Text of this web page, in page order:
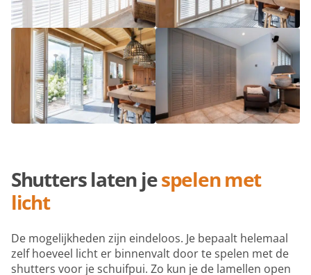
Shutters laten jespelen met
licht
De mogelijkheden zijn eindeloos. Je bepaalt helemaal
zelf hoeveel licht er binnenvalt door te spelen met de
shutters voor je schuifpui. Zo kun je de lamellen open